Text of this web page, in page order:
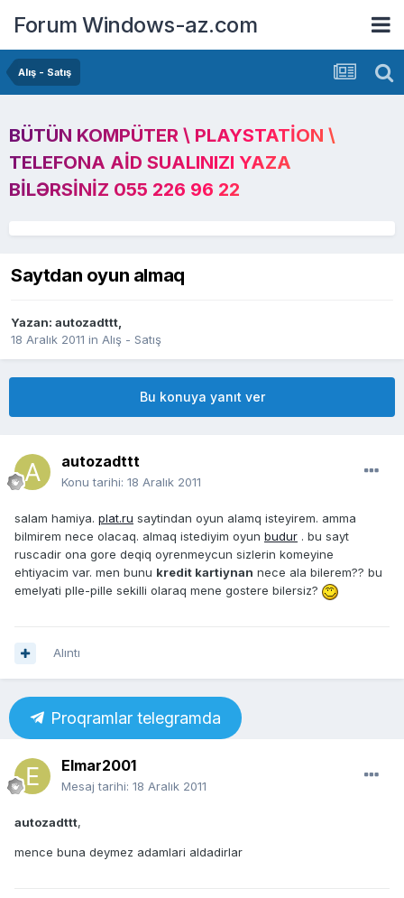
Forum Windows-az.com
Alış - Satış
BÜTÜN KOMPÜTER \ PLAYSTATION \
TELEFONA AID SUALINIZI YAZA
BILƏRSINIZ 055 226 96 22
Saytdan oyun almaq
Yazan: autozadttt,
18 Aralık 2011 in Alış - Satış
Bu konuya yanıt ver
autozadttt
Konu tarihi: 18 Aralık 2011
salam hamiya. plat.ru saytindan oyun alamq isteyirem. amma
bilmirem nece olacaq. almaq istediyim oyun budur . bu sayt
ruscadir ona gore deqiq oyrenmeycun sizlerin komeyine
ehtiyacim var. men bunu kredit kartiynan nece ala bilerem?? bu
emelyati plle-pille sekilli olaraq mene gostere bilersiz?
Alıntı
Proqramlar telegramda
Elmar2001
Mesaj tarihi: 18 Aralık 2011
autozadttt,
mence buna deymez adamlari aldadirlar